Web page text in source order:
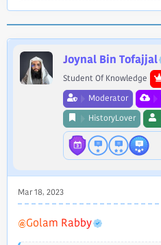
t
i
o
n
Joynal Bin Tofajjal
Student Of Knowledge
Moderator
HistoryLover
Mar 18, 2023
@Golam Rabby